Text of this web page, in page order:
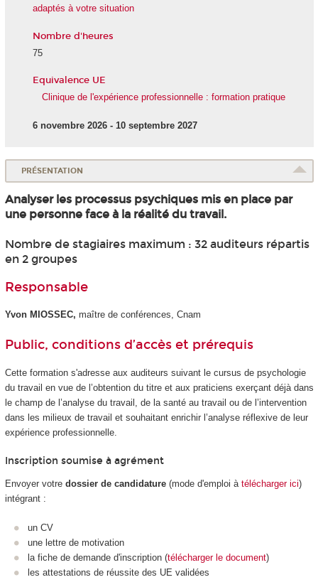
adaptés à votre situation
Nombre d'heures
75
Equivalence UE
Clinique de l'expérience professionnelle : formation pratique
6 novembre 2026 - 10 septembre 2027
PRÉSENTATION
Analyser les processus psychiques mis en place par
une personne face à la réalité du travail.
Nombre de stagiaires maximum : 32 auditeurs répartis
en 2 groupes
Responsable
Yvon MIOSSEC, maître de conférences, Cnam
Public, conditions d’accès et prérequis
Cette formation s'adresse aux auditeurs suivant le cursus de psychologie
du travail en vue de l’obtention du titre et aux praticiens exerçant déjà dans
le champ de l’analyse du travail, de la santé au travail ou de l’intervention
dans les milieux de travail et souhaitant enrichir l’analyse réflexive de leur
expérience professionnelle.
Inscription soumise à agrément
Envoyer votre dossier de candidature(mode d'emploi à télécharger ici)
intégrant :
un CV
une lettre de motivation
la fiche de demande d'inscription (télécharger le document)
les attestations de réussite des UE validées